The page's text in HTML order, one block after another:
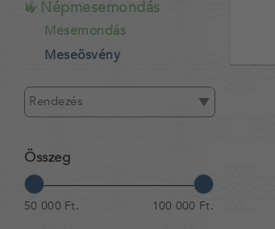
Népmesemondás
Mesemondás
Meseösvény
Rendezés
Összeg
50 000 Ft. 100 000 Ft.